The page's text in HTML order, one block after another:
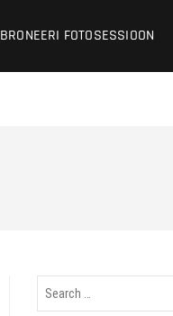
BRONEERI FOTOSESSIOON